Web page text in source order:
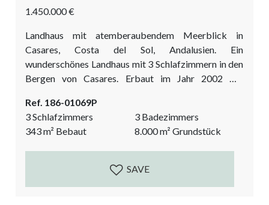
1.450.000 €
Landhaus mit atemberaubendem Meerblick in
Casares, Costa del Sol, Andalusien. Ein
wunderschönes Landhaus mit 3 Schlafzimmern in den
Bergen von Casares. Erbaut im Jahr 2002 mit
und gepflegte Gärten mit einer Fülle von duftenden
und farbenfrohen Blumen, Obstbäumen, Oliven- und
Eichenbäumen. Ein wahres Paradies für
(halb-)dauerhaftes Wohnen oder als Ferienhaus. Hier
wird ein Traum wahr! Erreichbar über eine 5-
minütige, größtenteils betonierte Straße hinauf in die
Ref. 186-01069P
3 Schlafzimmers
3 Badezimmers
343m² Bebaut 8.000m² Grundstück
SAVE